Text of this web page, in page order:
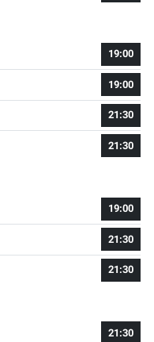
19:00
19:00
21:30
21:30
19:00
21:30
21:30
21:30